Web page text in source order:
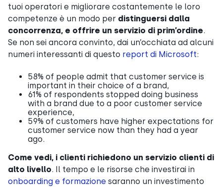
tuoi operatori e migliorare costantemente le loro
competenze è un modo per distinguersi dalla
concorrenza, e offrire un servizio di prim’ordine.
Se non sei ancora convinto, dai un’occhiata ad alcuni
numeri interessanti di questo report di Microsoft:
58% of people admit that customer service is
important in their choice of a brand,
61% of respondents stopped doing business
with a brand due to a poor customer service
experience,
59% of customers have higher expectations for
customer service now than they had a year
ago.
Come vedi, i clienti richiedono un servizio clienti di
alto livello. Il tempo e le risorse che investirai in
onboarding e formazione saranno un investimento